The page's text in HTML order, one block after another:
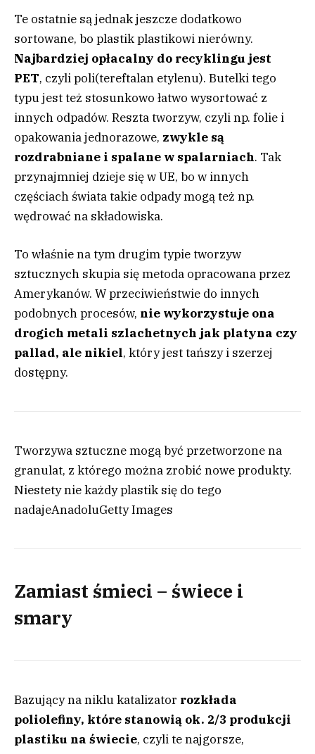
Te ostatnie są jednak jeszcze dodatkowo
sortowane, bo plastik plastikowi nierówny.
Najbardziej opłacalny do recyklingu jest
PET, czyli poli(tereftalan etylenu). Butelki tego
typu jest też stosunkowo łatwo wysortować z
innych odpadów. Reszta tworzyw, czyli np. folie i
opakowania jednorazowe, zwykle są
rozdrabniane i spalane w spalarniach. Tak
przynajmniej dzieje się w UE, bo w innych
częściach świata takie odpady mogą też np.
wędrować na składowiska.
To właśnie na tym drugim typie tworzyw
sztucznych skupia się metoda opracowana przez
Amerykanów. W przeciwieństwie do innych
podobnych procesów, nie wykorzystuje ona
drogich metali szlachetnych jak platyna czy
pallad, ale nikiel, który jest tańszy i szerzej
dostępny.
Tworzywa sztuczne mogą być przetworzone na
granulat, z którego można zrobić nowe produkty.
Niestety nie każdy plastik się do tego
nadajeAnadoluGetty Images
Zamiast śmieci – świece i
smary
Bazujący na niklu katalizator rozkłada
poliolefiny, które stanowią ok. 2/3 produkcji
plastiku na świecie, czyli te najgorsze,